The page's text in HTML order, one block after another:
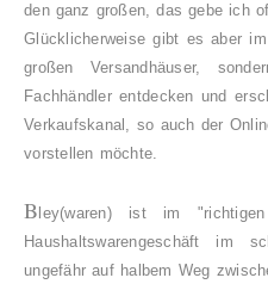
den ganz großen, das gebe ich
Glücklicherweise gibt es aber
großen Versandhäuser,
Fachhändler entdecken und
Verkaufskanal, so auch der
vorstellen möchte.
B ley(waren) ist im
Haushaltswarengeschäft im
ungefähr auf halbem Weg